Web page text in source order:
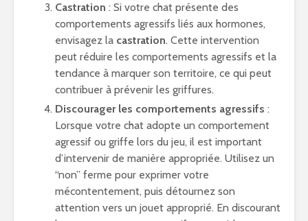
Castration : Si votre chat présente des
comportements agressifs liés aux hormones,
envisagez la castration. Cette intervention
peut réduire les comportements agressifs et la
tendance à marquer son territoire, ce qui peut
contribuer à prévenir les griffures.
Discourager les comportements agressifs :
Lorsque votre chat adopte un comportement
agressif ou griffe lors du jeu, il est important
d’intervenir de manière appropriée. Utilisez un
“non” ferme pour exprimer votre
mécontentement, puis détournez son
attention vers un jouet approprié. En discourant